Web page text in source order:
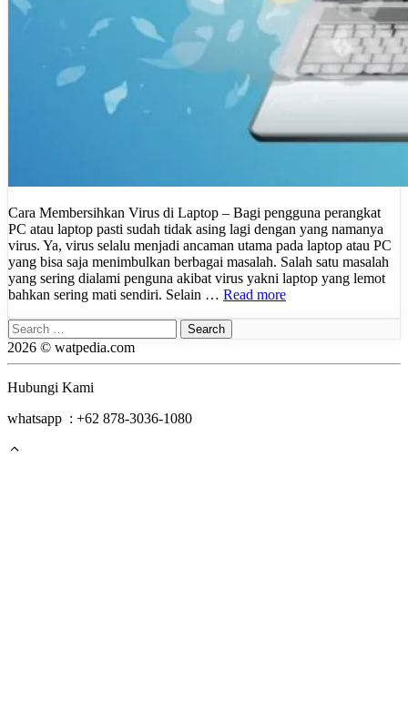
Cara Membersihkan Virus di Laptop – Bagi pengguna perangkat
PC atau laptop pasti sudah tidak asing lagi dengan yang namanya
virus. Ya, virus selalu menjadi ancaman utama pada laptop atau PC
yang bisa saja menimbulkan berbagai masalah. Salah satu masalah
yang sering dialami penguna akibat virus yakni laptop yang lemot
bahkan sering mati sendiri. Selain … Read more
Search
for:
2026 © watpedia.com
Hubungi Kami
whatsapp : +62 878-3036-1080